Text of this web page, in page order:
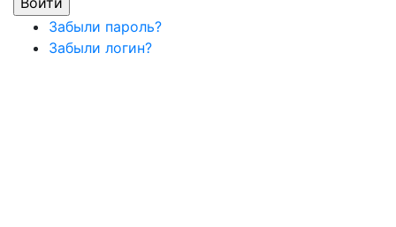
Забыли пароль?
Забыли логин?